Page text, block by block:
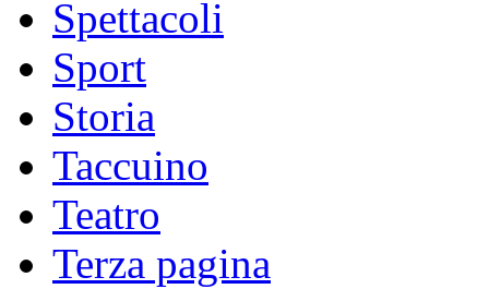
Spettacoli
Sport
Storia
Taccuino
Teatro
Terza pagina